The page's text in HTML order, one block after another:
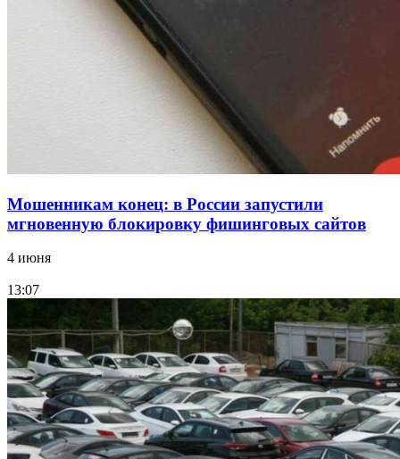
Волгоградские компании нарастили экспорт:
заключены контракты на 3,6 млн долларов
Мошенникам конец: в России запустили
мгновенную блокировку фишинговых сайтов
4 июня
13:07